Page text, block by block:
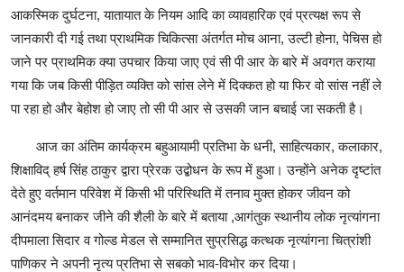
आकस्मिक दुर्घटना, यातायात के नियम आदि का व्यावहारिक एवं प्रत्यक्ष रूप से
जानकारी दी गई तथा प्राथमिक चिकित्सा अंतर्गत मोच आना, उल्टी होना, पेचिस हो
जाने पर प्राथमिक क्या उपचार किया जाए एवं सी पी आर के बारे में अवगत कराया
गया कि जब किसी पीड़ित व्यक्ति को सांस लेने में दिक्कत हो या फिर वो सांस नहीं ले
पा रहा हो और बेहोश हो जाए तो सी पी आर से उसकी जान बचाई जा सकती है।
आज का अंतिम कार्यक्रम बहुआयामी प्रतिभा के धनी, साहित्यकार, कलाकार,
शिक्षाविद् हर्ष सिंह ठाकुर द्वारा प्रेरक उद्बोधन के रूप में हुआ। उन्होंने अनेक दृष्टांत
देते हुए वर्तमान परिवेश में किसी भी परिस्थिति में तनाव मुक्त होकर जीवन को
आनंदमय बनाकर जीने की शैली के बारे में बताया ,आगंतुक स्थानीय लोक नृत्यांगना
दीपमाला सिदार व गोल्ड मेडल से सम्मानित सुप्रसिद्ध कत्थक नृत्यांगना चित्रांशी
पाणिकर ने अपनी नृत्य प्रतिभा से सबको भाव-विभोर कर दिया।